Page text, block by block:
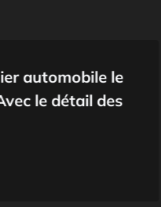
automobile le
le détail des